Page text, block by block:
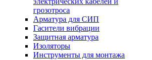
грозотроса
Арматура для СИП
Гасители вибрации
Защитная арматура
Изоляторы
Инструменты для монтажа